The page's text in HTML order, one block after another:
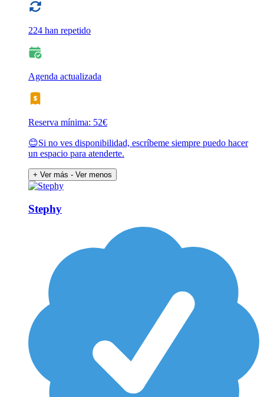
224 han repetido
Agenda actualizada
Reserva mínima: 52€
😊Si no ves disponibilidad, escríbeme siempre puedo hacer
un espacio para atenderte.
+ Ver más - Ver menos
Stephy